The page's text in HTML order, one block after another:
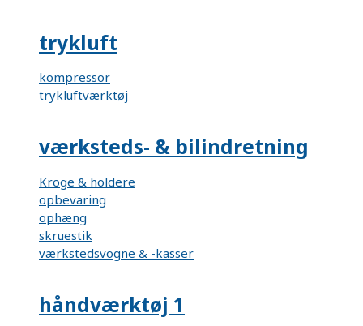
trykluft
kompressor
trykluftværktøj
værksteds- & bilindretning
Kroge & holdere
opbevaring
ophæng
skruestik
værkstedsvogne & -kasser
håndværktøj 1